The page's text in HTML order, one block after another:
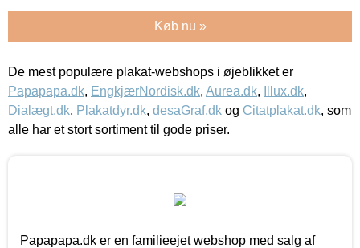
Køb nu »
De mest populære plakat-webshops i øjeblikket er
Papapapa.dk, EngkjærNordisk.dk, Aurea.dk, Illux.dk,
Dialægt.dk, Plakatdyr.dk, desaGraf.dk og Citatplakat.dk, som
alle har et stort sortiment til gode priser.
Papapapa.dk er en familieejet webshop med salg af